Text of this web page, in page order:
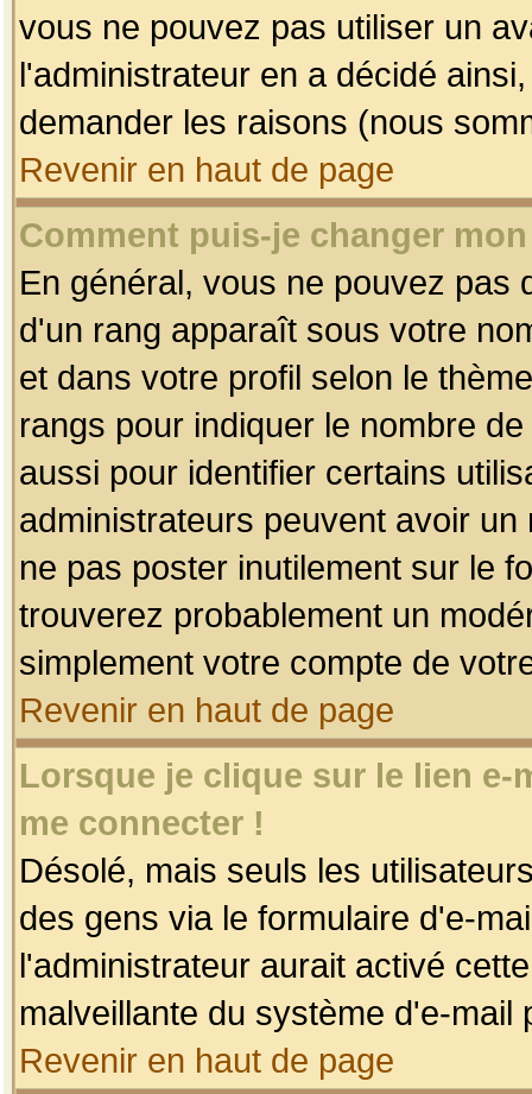
vous ne pouvez pas utiliser un
l'administrateur en a décidé
demander les raisons (nous
Revenir en haut de page
Comment puis-je changer
En général, vous ne pouvez pas
d'un rang apparaît sous votre
et dans votre profil selon le
rangs pour indiquer le nombre
aussi pour identifier certains
administrateurs peuvent avoir
ne pas poster inutilement sur le
trouverez probablement un
simplement votre compte de
Revenir en haut de page
Lorsque je clique sur le lien
me connecter !
Désolé, mais seuls les
des gens via le formulaire d'e-
l'administrateur aurait activé
malveillante du système d'e-
Revenir en haut de page